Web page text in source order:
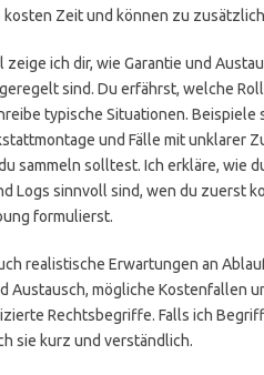
Zeit und können zu
zeige ich dir, wie Garantie und
sind. Du erfährst, welche
typische Situationen.
und Fälle mit unklarer
sammeln solltest. Ich erkläre, wie
Logs sinnvoll sind, wen du zuerst
formulierst.
realistische Erwartungen an
Austausch, mögliche Kostenfallen
Rechtsbegriffe. Falls ich
sie kurz und verständlich.